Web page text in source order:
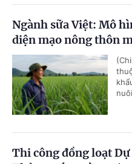
Ngành sữa Việt: Mô
diện mạo nông thôn
Thi công đồng loạt